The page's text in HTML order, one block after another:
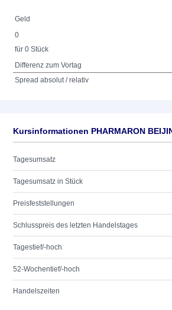
Geld
0
für 0 Stück
Differenz zum Vortag
Spread absolut / relativ
Kursinformationen PHARMARON
Tagesumsatz
Tagesumsatz in Stück
Preisfeststellungen
Schlusspreis des letzten Handelstages
Tagestief/-hoch
52-Wochentief/-hoch
Handelszeiten